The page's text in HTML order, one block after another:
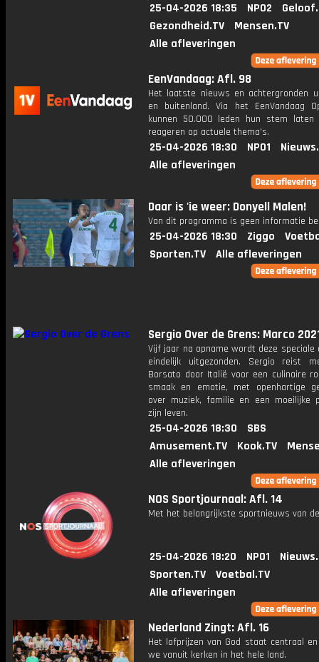
25-04-2026 18:35 NPO2
Gezondheid.TV
Mensen.TV
Alle afleveringen
EenVandaag: Afl. 98
Het laatste nieuws en achtergronden
en buitenland. Via het EenVandaag
kunnen 50.000 leden hun stem laten
reageren op actuele thema's.
25-04-2026 18:30 NPO1
Alle afleveringen
Daar is 'ie weer: Donyell Malen!
Van dit programma is geen informatie
25-04-2026 18:30 Ziggo
Sporten.TV
Alle afleveringen
Sergio Over de Grens: Marco
Vijf jaar na opname wordt deze speciale
eindelijk uitgezonden. Sergio reist
Borsato door Italië voor een culinaire
smaak en emotie, met openhartige
over muziek, familie en een moeilijke
zijn leven.
25-04-2026 18:30
SBS
Amusement.TV
Kook.TV
Alle afleveringen
NOS Sportjournaal: Afl. 14
Met het belangrijkste sportnieuws van
25-04-2026 18:20 NPO1
Sporten.TV
Voetbal.TV
Alle afleveringen
Nederland Zingt: Afl. 16
Het lofprijzen van God staat centraal
we vanuit kerken in het hele land.